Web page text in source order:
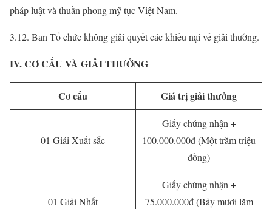
pháp luật và thuần phong mỹ tục Việt Nam.
3.12. Ban Tổ chức không giải quyết các khiếu nại về giải thưởng.
IV. CƠ CẤU VÀ GIẢI THƯỞNG
Cơ cấu Giá trị giải thưởng
01 Giải Xuất sắc
Giấy chứng nhận +
100.000.000đ (Một trăm triệu
đồng)
01 Giải Nhất
Giấy chứng nhận +
75.000.000đ (Bảy mươi lăm